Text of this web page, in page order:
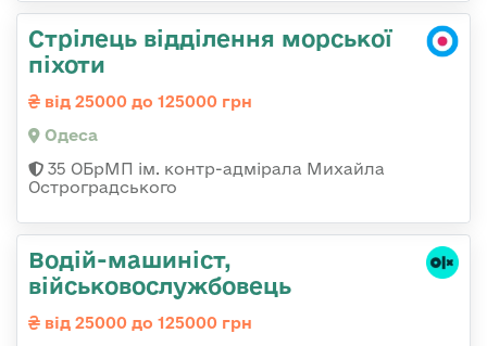
Стрілець відділення морської
піхоти
від 25000 до 125000 грн
Одеса
35 ОБрМП ім. контр-адмірала Михайла
Остроградського
Водій-машиніст,
військовослужбовець
від 25000 до 125000 грн